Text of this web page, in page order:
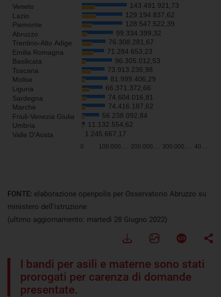
FONTE: elaborazione openpolis per Osservatorio Abruzzo su
ministero dell'istruzione
(ultimo aggiornamento: martedì 28 Giugno 2022)
I bandi per asili e materne sono stati
prorogati per carenza di domande
presentate.